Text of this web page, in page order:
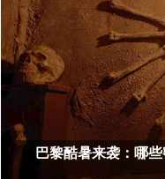
巴黎酷暑来袭：哪